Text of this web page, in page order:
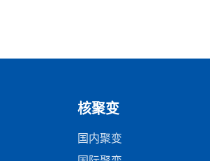
核聚变
国内聚变